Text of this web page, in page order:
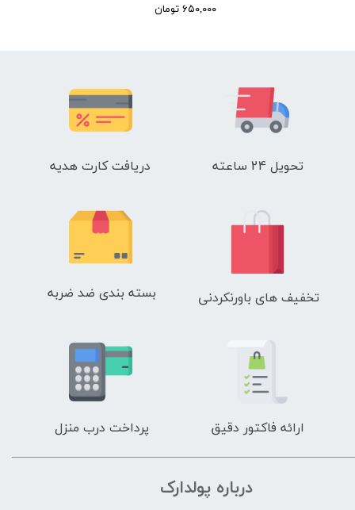
۶۵۰,۰۰۰ تومان
تحویل 24 ساعته دریافت کارت هدیه
تخفیف های باورنکردنی بسته بندی ضد ضربه
ارائه فاکتور دقیق پرداخت درب منزل
درباره پولدارک